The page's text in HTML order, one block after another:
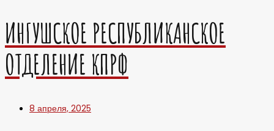
ИНГУШСКОЕ РЕСПУБЛИКАНСКОЕ
ОТДЕЛЕНИЕ КПРФ
8 апреля, 2025